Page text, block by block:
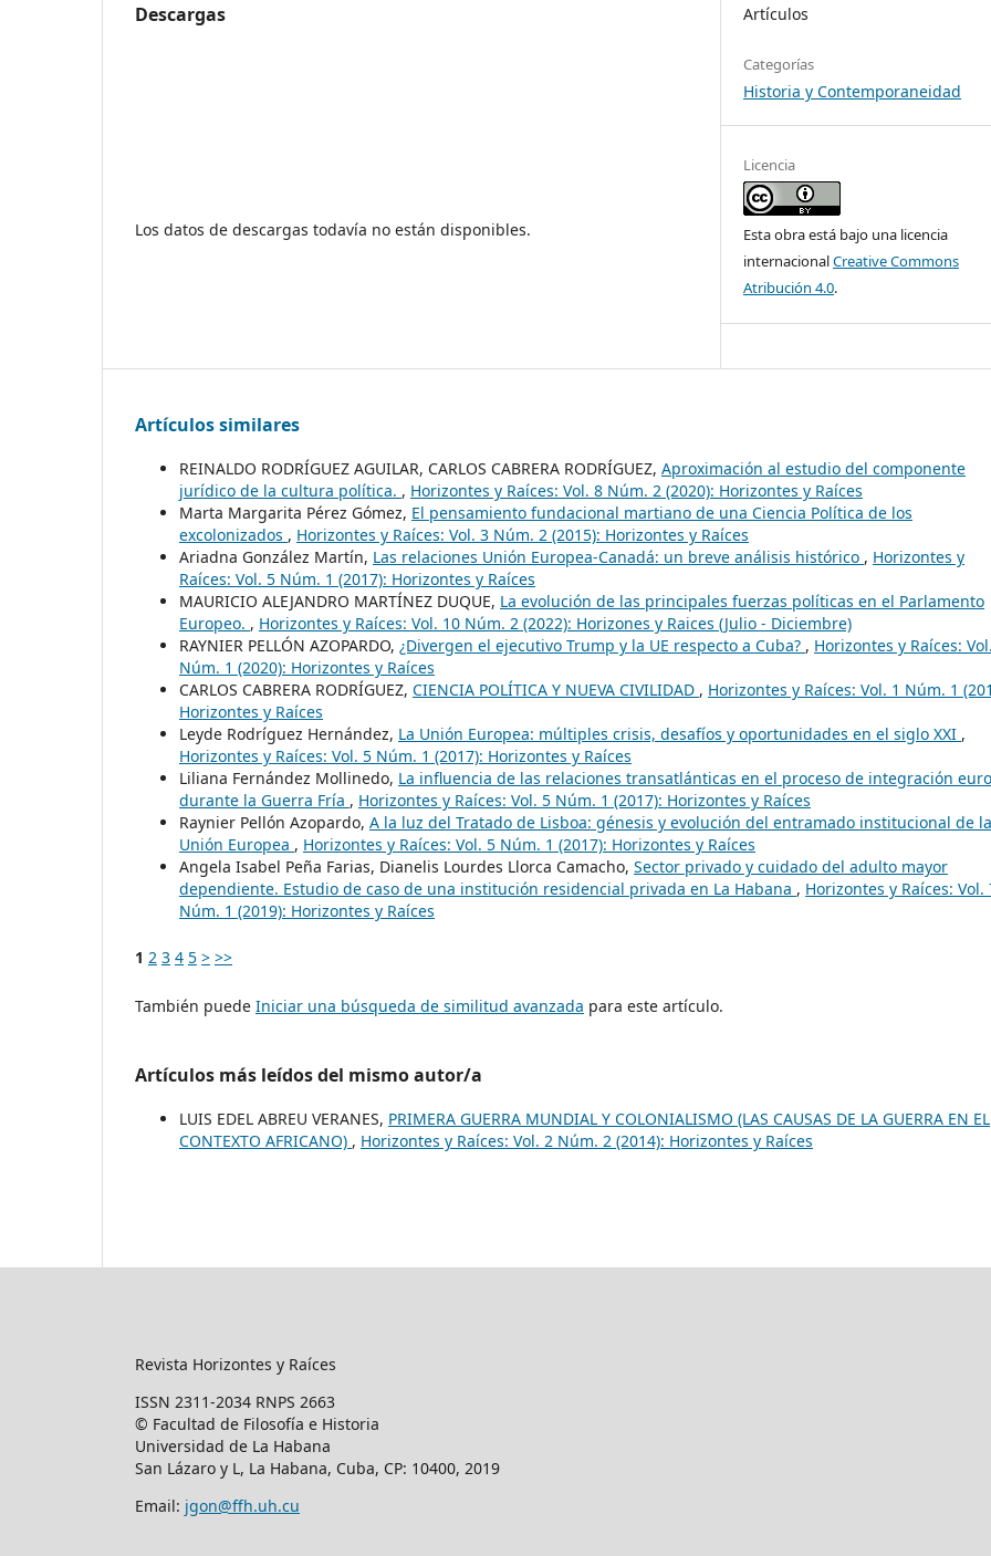
Descargas
Los datos de descargas todavía no están disponibles.
Artículos
Categorías
Historia y Contemporaneidad
Licencia
Esta obra está bajo una licencia
internacionalCreative Commons
Atribución 4.0.
Artículos similares
REINALDO RODRÍGUEZ AGUILAR, CARLOS CABRERA RODRÍGUEZ, Aproximación al estudio del componente
jurídico de la cultura política. , Horizontes y Raíces: Vol. 8 Núm. 2 (2020): Horizontes y Raíces
Marta Margarita Pérez Gómez, El pensamiento fundacional martiano de una Ciencia Política de los
excolonizados , Horizontes y Raíces: Vol. 3 Núm. 2 (2015): Horizontes y Raíces
Ariadna González Martín, Las relaciones Unión Europea-Canadá: un breve análisis histórico , Horizontes y
Raíces: Vol. 5 Núm. 1 (2017): Horizontes y Raíces
MAURICIO ALEJANDRO MARTÍNEZ DUQUE, La evolución de las principales fuerzas políticas en el Parlamento
Europeo. , Horizontes y Raíces: Vol. 10 Núm. 2 (2022): Horizones y Raices (Julio - Diciembre)
RAYNIER PELLÓN AZOPARDO, ¿Divergen el ejecutivo Trump y la UE respecto a Cuba? , Horizontes y Raíces:
Núm. 1 (2020): Horizontes y Raíces
CARLOS CABRERA RODRÍGUEZ, CIENCIA POLÍTICA Y NUEVA CIVILIDAD , Horizontes y Raíces: Vol. 1 Núm. 1
Horizontes y Raíces
Leyde Rodríguez Hernández, La Unión Europea: múltiples crisis, desafíos y oportunidades en el siglo XXI ,
Horizontes y Raíces: Vol. 5 Núm. 1 (2017): Horizontes y Raíces
Liliana Fernández Mollinedo, La influencia de las relaciones transatlánticas en el proceso de integración
durante la Guerra Fría , Horizontes y Raíces: Vol. 5 Núm. 1 (2017): Horizontes y Raíces
Raynier Pellón Azopardo, A la luz del Tratado de Lisboa: génesis y evolución del entramado institucional de la
Unión Europea , Horizontes y Raíces: Vol. 5 Núm. 1 (2017): Horizontes y Raíces
Angela Isabel Peña Farias, Dianelis Lourdes Llorca Camacho, Sector privado y cuidado del adulto mayor
dependiente. Estudio de caso de una institución residencial privada en La Habana , Horizontes y Raíces: Vol.
Núm. 1 (2019): Horizontes y Raíces
1 2 3 4 5 > >>
También puede Iniciar una búsqueda de similitud avanzada para este artículo.
Artículos más leídos del mismo autor/a
LUIS EDEL ABREU VERANES, PRIMERA GUERRA MUNDIAL Y COLONIALISMO (LAS CAUSAS DE LA GUERRA EN EL
CONTEXTO AFRICANO) , Horizontes y Raíces: Vol. 2 Núm. 2 (2014): Horizontes y Raíces
Revista Horizontes y Raíces
ISSN 2311-2034 RNPS 2663
© Facultad de Filosofía e Historia
Universidad de La Habana
San Lázaro y L, La Habana, Cuba, CP: 10400, 2019
Email: jgon@ffh.uh.cu